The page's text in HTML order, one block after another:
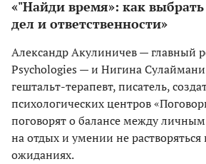
«"Найди время»: как выбрать
дел и ответственности»
Александр Акулиничев — главный
Psychologies — и Нигина
гештальт-терапевт, писатель,
психологических центров
поговорят о балансе между
на отдых и умении не растворяться
ожиданиях.